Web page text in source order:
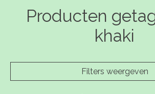
Producten
khaki
Filters weergeven